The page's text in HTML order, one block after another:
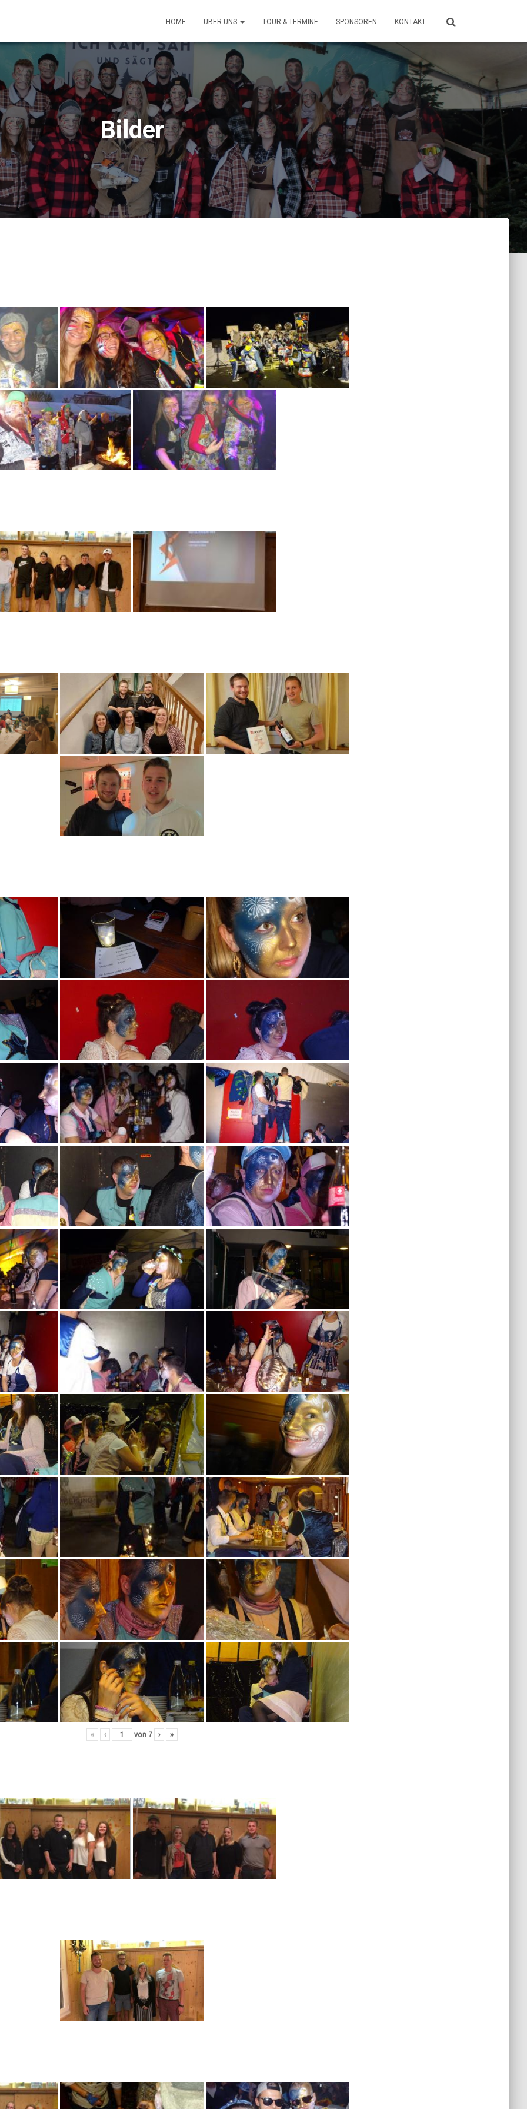
HOME ÜBER UNS TOUR & TERMINE SPONSOREN KONTAKT
Bilder
« ‹ von 7 › »